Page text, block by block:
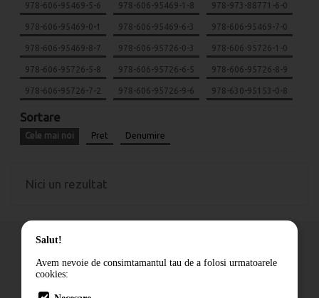
978-606-95469-5-6 978-606-95469-1-8 978-973-88771-6-0
978-606-95469-0-1 978-606-95469-6-3 978-606-95469-7-0
978-606-95469-8-7 978-606-95726-0-3 978-606-95726-1-0
978-606-95726-5-8 978-606-95726-6-5 978-606-95726-8-9
978-606-95726-7-2 978-606-95726-9-6 978-630-95153-0-8
Sortare
Cele mai noi Pret Denumire
Nici un rezultat
Cum comand
Salut!
Avem nevoie de consimtamantul tau de a folosi urmatoarele
cookies: